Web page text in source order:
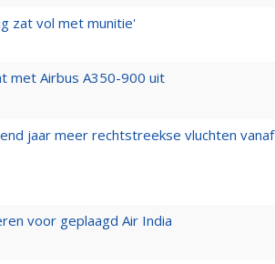
zat vol met munitie'
met Airbus A350-900 uit
jaar meer rechtstreekse vluchten vanaf
voor geplaagd Air India